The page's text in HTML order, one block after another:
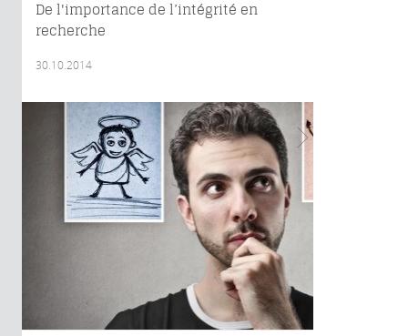
De l'importance de l’intégrité en
recherche
30.10.2014